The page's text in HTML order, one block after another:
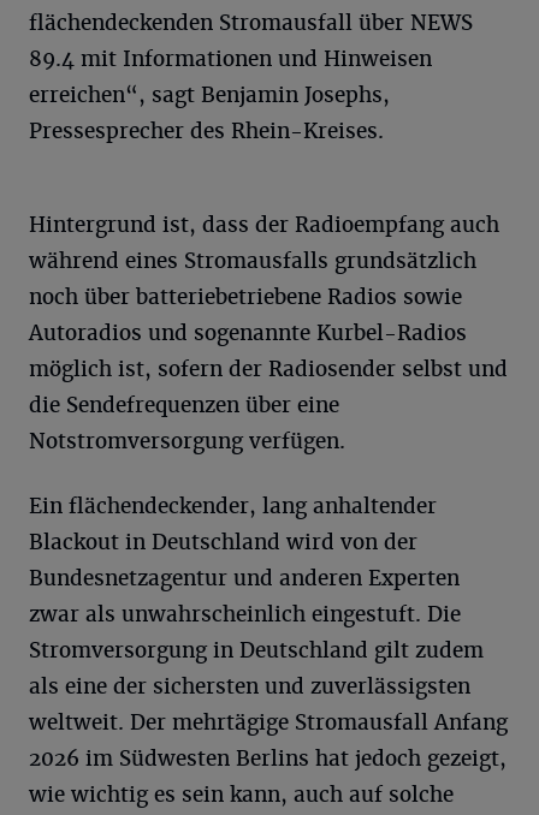
flächendeckenden Stromausfall über NEWS
89.4 mit Informationen und Hinweisen
erreichen“, sagt Benjamin Josephs,
Pressesprecher des Rhein-Kreises.
Hintergrund ist, dass der Radioempfang auch
während eines Stromausfalls grundsätzlich
noch über batteriebetriebene Radios sowie
Autoradios und sogenannte Kurbel-Radios
möglich ist, sofern der Radiosender selbst und
die Sendefrequenzen über eine
Notstromversorgung verfügen.
Ein flächendeckender, lang anhaltender
Blackout in Deutschland wird von der
Bundesnetzagentur und anderen Experten
zwar als unwahrscheinlich eingestuft. Die
Stromversorgung in Deutschland gilt zudem
als eine der sichersten und zuverlässigsten
weltweit. Der mehrtägige Stromausfall Anfang
2026 im Südwesten Berlins hat jedoch gezeigt,
wie wichtig es sein kann, auch auf solche